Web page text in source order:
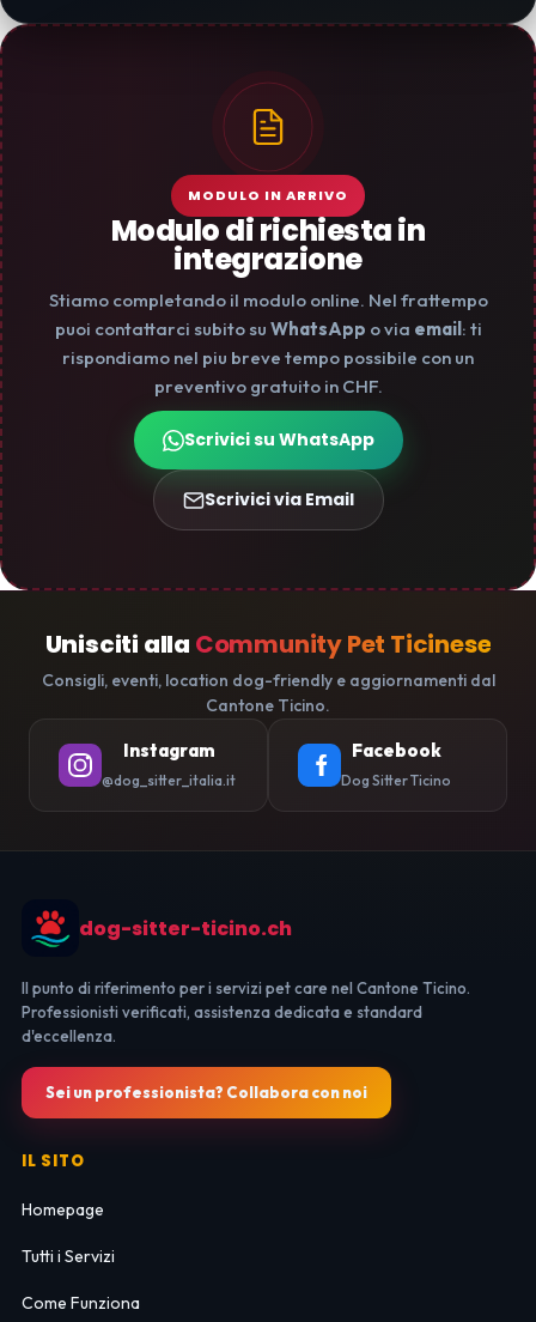
MODULO IN ARRIVO
Modulo di richiesta in
integrazione
Stiamo completando il modulo online. Nel frattempo
puoi contattarci subito su WhatsApp o via email : ti
rispondiamo nel piu breve tempo possibile con un
preventivo gratuito in CHF.
Scrivici su WhatsApp
Scrivici via Email
Unisciti alla Community Pet Ticinese
Consigli, eventi, location dog-friendly e aggiornamenti dal
Cantone Ticino.
Instagram
@dog_sitter_italia.it
Facebook
Dog Sitter Ticino
dog-sitter-ticino.ch
Il punto di riferimento per i servizi pet care nel Cantone Ticino.
Professionisti verificati, assistenza dedicata e standard
d'eccellenza.
Sei un professionista? Collabora con noi
IL SITO
Homepage
Tutti i Servizi
Come Funziona